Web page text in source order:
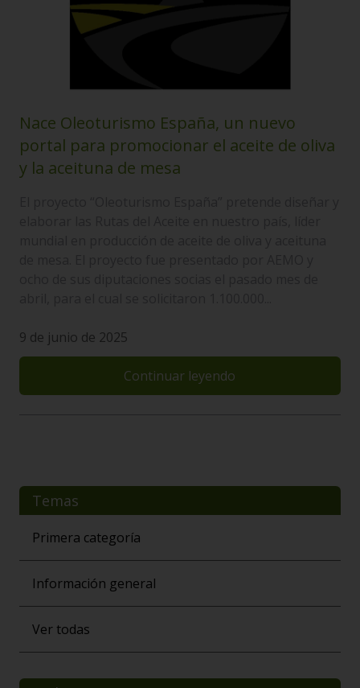
Nace Oleoturismo España, un nuevo
portal para promocionar el aceite de oliva
y la aceituna de mesa
9 de junio de 2025
Continuar leyendo
Temas
Primera categoría
Información general
Ver todas